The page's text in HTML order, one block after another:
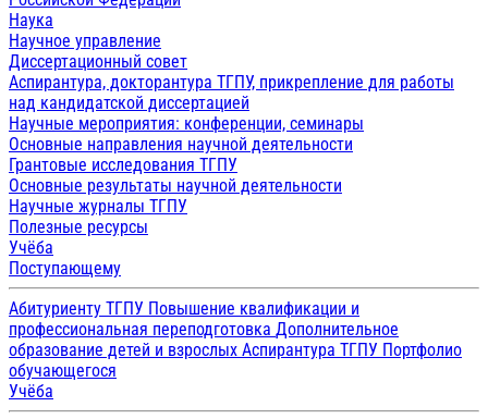
Наука
Научное управление
Диссертационный совет
Аспирантура, докторантура ТГПУ, прикрепление для работы
над кандидатской диссертацией
Научные мероприятия: конференции, семинары
Основные направления научной деятельности
Грантовые исследования ТГПУ
Основные результаты научной деятельности
Научные журналы ТГПУ
Полезные ресурсы
Учёба
Поступающему
Абитуриенту ТГПУ Повышение квалификации и
профессиональная переподготовка Дополнительное
образование детей и взрослых Аспирантура ТГПУ Портфолио
обучающегося
Учёба